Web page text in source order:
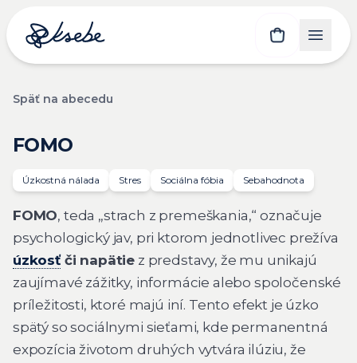
Späť na abecedu
FOMO
Úzkostná nálada Stres Sociálna fóbia Sebahodnota
FOMO, teda „strach z premeškania,“ označuje
psychologický jav, pri ktorom jednotlivec prežíva
úzkosťči napätie z predstavy, že mu unikajú
zaujímavé zážitky, informácie alebo spoločenské
príležitosti, ktoré majú iní. Tento efekt je úzko
spätý so sociálnymi sieťami, kde permanentná
expozícia životom druhých vytvára ilúziu, že